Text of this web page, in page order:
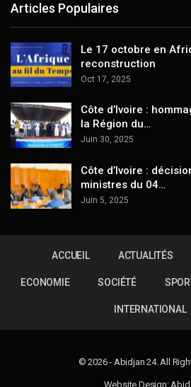
Articles Populaires
Le 17 octobre en
reconstruction
Oct 17, 2025
Côte d’Ivoire :
la Région du…
Juin 30, 2025
Côte d’Ivoire :
ministres du 04…
Juin 5, 2025
ACCUEIL ACTUALITÉS
ECONOMIE SOCIÉTÉ
INTERNATIONAL
© 2026 - Abidjan 24. All
Website Design: